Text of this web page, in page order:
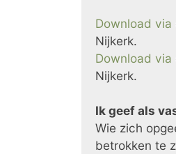
Download via
Nijkerk.
Download via
Nijkerk.
Ik geef als
Wie zich
betrokken te